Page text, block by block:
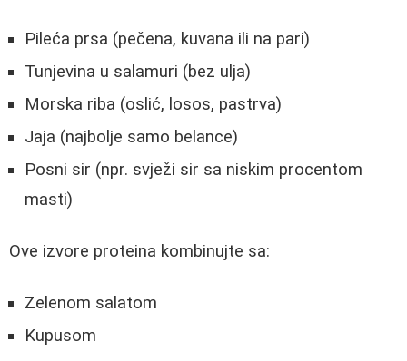
Pileća prsa (pečena, kuvana ili na pari)
Tunjevina u salamuri (bez ulja)
Morska riba (oslić, losos, pastrva)
Jaja (najbolje samo belance)
Posni sir (npr. svježi sir sa niskim procentom
masti)
Ove izvore proteina kombinujte sa:
Zelenom salatom
Kupusom